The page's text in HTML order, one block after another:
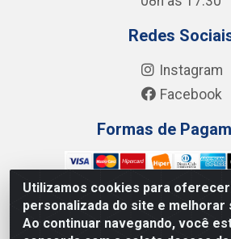
Utilizamos cookies para
personalizada do site e melhorar
Ao continuar navegando, você
Redes
Instagram
Facebook
Formas de
Junco Industria e Comercio Ltda -